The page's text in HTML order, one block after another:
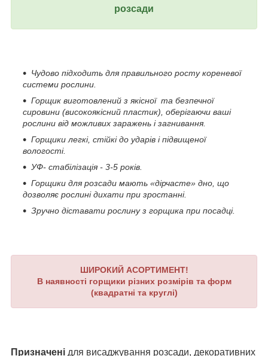
розсади
Чудово підходить для правильного росту кореневої
системи рослини.
Горщик виготовлений з якісної та безпечної
сировини (високоякісний пластик), оберігаючи ваші
рослини від можливих заражень і загнивання.
Горщики легкі, стійкі до ударів і підвищеної
вологості.
УФ- стабілізація - 3-5 років.
Горщики для розсади мають «дірчасте» дно, що
дозволяє рослині дихати при зростанні.
Зручно діставати рослину з горщика при посадці.
ШИРОКИЙ АСОРТИМЕНТ!
В наявності горщики різних розмірів та форм
(квадратні та круглі)
Призначені для висаджування розсади, декоративних